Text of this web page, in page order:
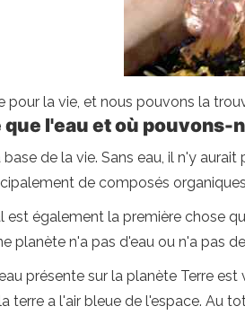
pour la vie, et nous pouvons la
l'eau et où pouvons-
de la vie. Sans eau, il n'y
de composés
est également la première chose
planète n'a pas d'eau ou n'a pas
présente sur la planète Terre
terre a l'air bleue de l'espace. Au